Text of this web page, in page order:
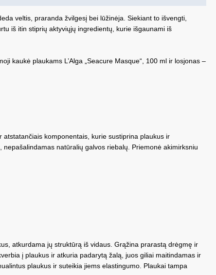
veltis, praranda žvilgesį bei lūžinėja. Siekiant to išvengti,
iš itin stiprių aktyviųjų ingredientų, kurie išgaunami iš
kaukė plaukams L’Alga „Seacure Masque“, 100 ml ir losjonas –
atstatančiais komponentais, kurie sustiprina plaukus ir
natūralių galvos riebalų. Priemonė akimirksniu
atkurdama jų struktūrą iš vidaus. Grąžina prarastą drėgmę ir
į plaukus ir atkuria padarytą žalą, juos giliai maitindamas ir
plaukus ir suteikia jiems elastingumo. Plaukai tampa